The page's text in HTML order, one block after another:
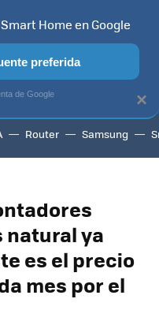
TV SELECCIÓN
Router Samsung
natural ya
es el precio
mes por el
×
Home en Google
preferida
de Google